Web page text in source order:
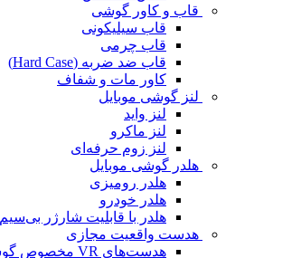
قاب و کاور گوشی
قاب سیلیکونی
قاب چرمی
قاب ضد ضربه (Hard Case)
کاور مات و شفاف
لنز گوشی موبایل
لنز واید
لنز ماکرو
لنز زوم حرفه‌ای
هلدر گوشی موبایل
هلدر رومیزی
هلدر خودرو
هلدر با قابلیت شارژر بی‌سیم
هدست واقعیت مجازی
هدست‌های VR مخصوص گوشی‌های اندرویدی